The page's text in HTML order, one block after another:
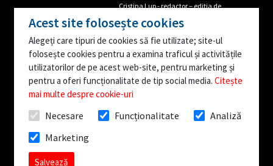
Tel: 0762655681
Augustin Danci- Director
Editorial
Tel: 0746163842
Cristina Lup - redactor – ediția de
Mircea Iordache- redactor corespondent
Ioana Popa – reporter corespondent
Ana Moruțan- reporter corespondent
Editor video – Vasile Stejerean
redacției: Bistrița, str. Petru Rareș, nr. 7A
Toate drepturile rezervate © TransilvaniaJurnal.ro
Acest site folosește cookies
Alegeți care tipuri de cookies să fie utilizate; site-ul
folosește cookies pentru a examina traficul și activitățile
utilizatorilor de pe acest web-site, pentru marketing și
pentru a oferi funcționalitate de tip social media. Citește
mai multe despre cookie-uri
Necesare Funcționalitate
Analiză
Marketing
Salvează